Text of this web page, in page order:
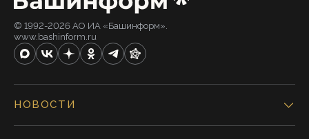
© 1992-2026 АО ИА «Башинформ».
www.bashinform.ru
НОВОСТИ